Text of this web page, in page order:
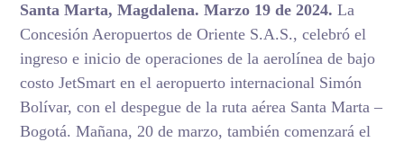
Santa Marta, Magdalena. Marzo 19 de 2024.La
Concesión Aeropuertos de Oriente S.A.S., celebró el
ingreso e inicio de operaciones de la aerolínea de bajo
costo JetSmart en el aeropuerto internacional Simón
Bolívar, con el despegue de la ruta aérea Santa Marta –
Bogotá. Mañana, 20 de marzo, también comenzará el